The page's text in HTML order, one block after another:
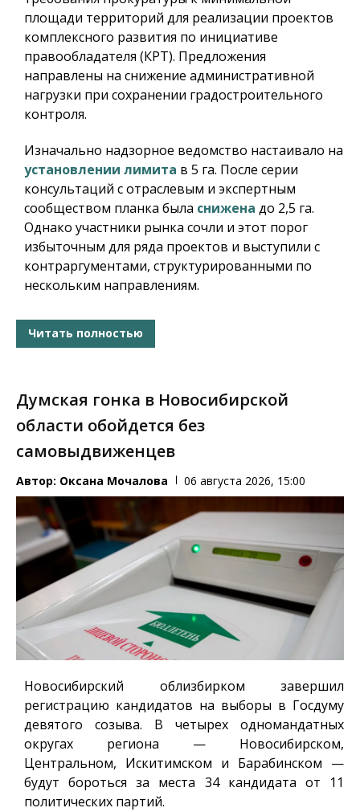
площади территорий для реализации проектов
комплексного развития по инициативе
правообладателя (КРТ). Предложения
направлены на снижение административной
нагрузки при сохранении градостроительного
контроля.
Изначально надзорное ведомство настаивало на
установлении лимита в 5 га. После серии
консультаций с отраслевым и экспертным
сообществом планка была снижена до 2,5 га.
Однако участники рынка сочли и этот порог
избыточным для ряда проектов и выступили с
контраргументами, структурированными по
нескольким направлениям.
Читать полностью
Думская гонка в Новосибирской
области обойдется без
самовыдвиженцев
Автор: Оксана Мочалова 06 августа 2026, 15:00
Новосибирский облизбирком завершил
регистрацию кандидатов на выборы в Госдуму
девятого созыва. В четырех одномандатных
округах региона — Новосибирском,
Центральном, Искитимском и Барабинском —
будут бороться за места 34 кандидата от 11
политических партий.